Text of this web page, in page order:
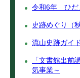
令和6年 ひだ
史跡めぐり（秋
流山史跡ガイ
「文書館出前
気事業～